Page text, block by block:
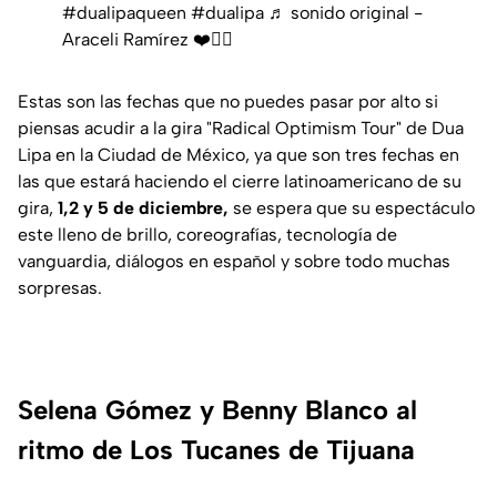
#dualipaqueen #dualipa ♬ sonido original -
Araceli Ramírez ❤️🏳️‍🌈
Estas son las fechas que no puedes pasar por alto si
piensas acudir a la gira "Radical Optimism Tour" de Dua
Lipa en la Ciudad de México, ya que son tres fechas en
las que estará haciendo el cierre latinoamericano de su
gira, 1,2 y 5 de diciembre, se espera que su espectáculo
este lleno de brillo, coreografías, tecnología de
vanguardia, diálogos en español y sobre todo muchas
sorpresas.
Selena Gómez y Benny Blanco al
ritmo de Los Tucanes de Tijuana